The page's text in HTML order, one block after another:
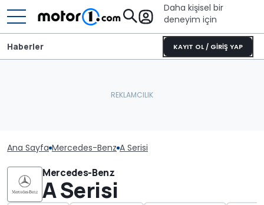
Daha kişisel bir
deneyim için
KAYIT OL / GİRİŞ YAP
Haberler
Ana Sayfa Mercedes-Benz A Serisi
Mercedes-Benz
A Serisi